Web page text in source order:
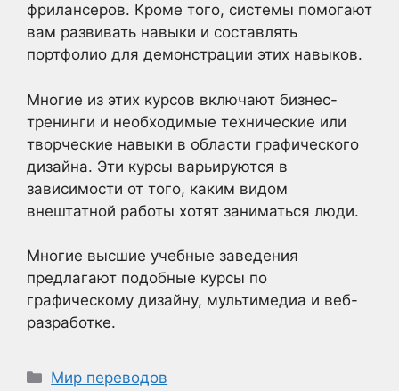
фрилансеров. Кроме того, системы помогают
вам развивать навыки и составлять
портфолио для демонстрации этих навыков.
Многие из этих курсов включают бизнес-
тренинги и необходимые технические или
творческие навыки в области графического
дизайна. Эти курсы варьируются в
зависимости от того, каким видом
внештатной работы хотят заниматься люди.
Многие высшие учебные заведения
предлагают подобные курсы по
графическому дизайну, мультимедиа и веб-
разработке.
Рубрики
Мир переводов